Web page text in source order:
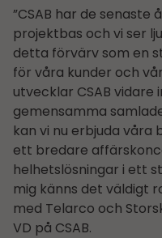
”CSAB har de
projektbas och vi ser
detta förvärv som en
för våra kunder och
utvecklar CSAB vidare
gemensamma
kan vi nu erbjuda
ett bredare
helhetslösningar i ett
mig känns det väldigt
med Telarco och
VD på CSAB.